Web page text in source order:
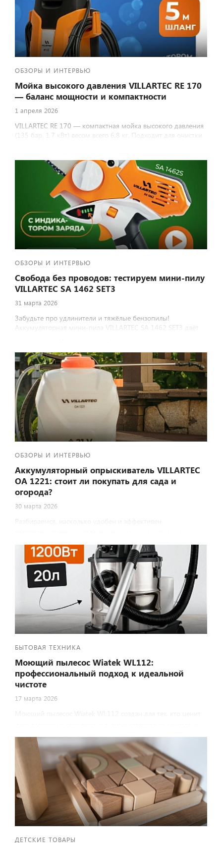
ОБЗОРЫ И ИНТЕРВЬЮ
Мойка высокого давления VILLARTEC RE 170
— баланс мощности и компактности
1 апреля 2026
VILLARTEC RE 170 — компактная мойка высокого давления
(135 бар, 1,7 кВт) весом всего 6,8 кг. Подходит для очистки
ОБЗОРЫ И ИНТЕРВЬЮ
Свобода без проводов: тестируем мини‑пилу
VILLARTEC SA 1462 SET3
31 марта 2026
Забудьте про удлинители и тяжёлые бензопилы!
Аккумуляторная мини‑пила VILLARTEC SA 1462 SET3 даёт
ОБЗОРЫ И ИНТЕРВЬЮ
Аккумуляторный опрыскиватель VILLARTEC
ОА 1221: стоит ли покупать для сада и
огорода?
30 марта 2026
Разбираемся, насколько удобен и эффективен
сравним с аналогами и выясним, подойдёт ли он для
вашего участка.
БЫТОВАЯ ТЕХНИКА
Моющий пылесос Wiatek WL112:
профессиональный подход к идеальной
чистоте
17 марта 2026
Моющий пылесос Wiatek WL112 создан для тех, кто ценит
особенности применения — с точки зрения эксперта в
области клининговых технологий.
ДЕТСКИЕ ТОВАРЫ